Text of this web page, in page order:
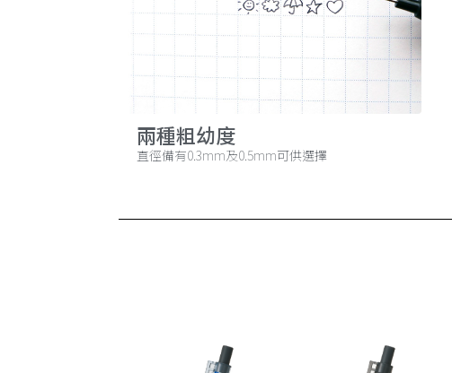
兩種粗幼度
直徑備有0.3mm及0.5mm可供選擇